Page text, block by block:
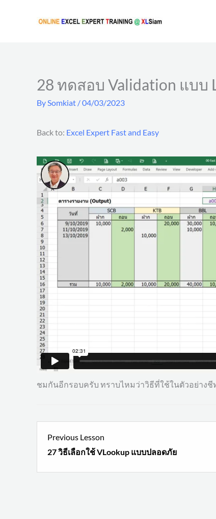
28 ทดสอบ Validation แบ
BySomkiat /04/03/2023
Back to: Excel Expert Fast and Easy
ชมกันอีกรอบครับ ทราบไหมว่าวิธีที่ใช้ในตัวอย่างชี
Previous Lesson
27 วิธีเลือกใช้ VLookup แบบปลอดภัย